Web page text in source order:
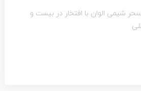
شیمی الوان با افتخار در بیست و